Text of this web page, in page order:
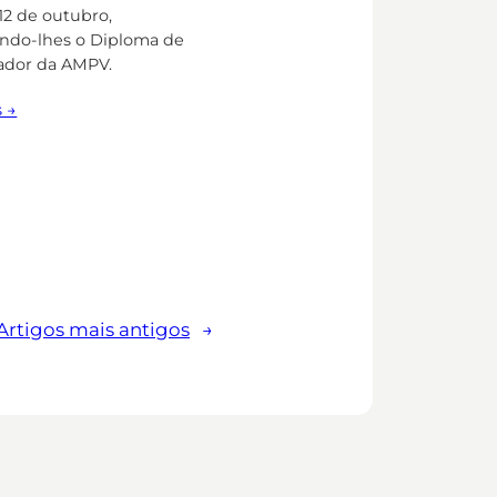
de outubro,
lhes o Diploma de
da AMPV.
→
mais antigos →